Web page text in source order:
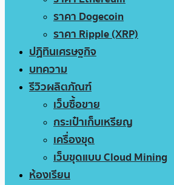
ราคา Dogecoin
ราคา Ripple (XRP)
ปฏิทินเศรษฐกิจ
บทความ
รีวิวผลิตภัณฑ์
เว็บซื้อขาย
กระเป๋าเก็บเหรียญ
เครื่องขุด
เว็บขุดแบบ Cloud Mining
ห้องเรียน